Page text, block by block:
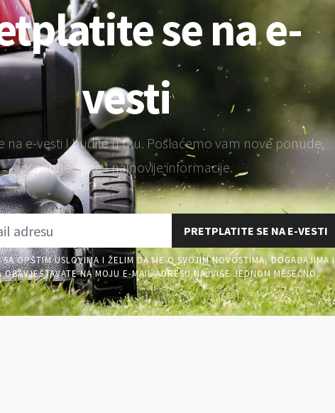
se na e-
vesti
na e-vesti I budite u tku. Poslaćemo vam nove ponude,
posebne cene I najnovije informacije.
PRETPLATITE SE NA E-VESTI
SA OPŠTIM USLOVIMA I ŽELIM DA ME O SVOJIM NOVOSTIMA, DOGAĐAJIMA I
OBAVJEŠTAVATE NA MOJU E-MAIL ADRESU NAJVIŠE JEDNOM MESEČNO.